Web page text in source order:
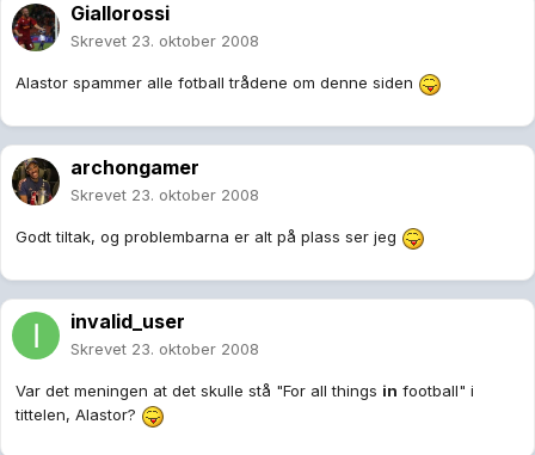
Giallorossi
Skrevet 23. oktober 2008
Alastor spammer alle fotball trådene om denne siden
archongamer
Skrevet 23. oktober 2008
Godt tiltak, og problembarna er alt på plass ser jeg
invalid_user
Skrevet 23. oktober 2008
Var det meningen at det skulle stå "For all things in football" i
tittelen, Alastor?